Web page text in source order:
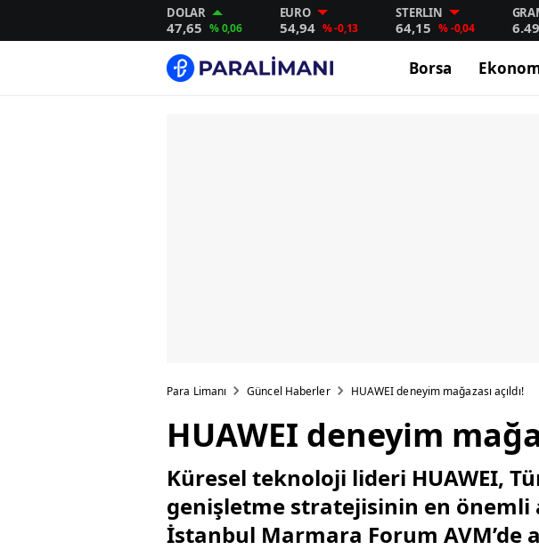
DOLAR
47,65 % 0,06
EURO
54,94 % -0,13
STERLIN
64,15 % -0,04
Borsa
Para Limanı Güncel Haberler HUAWEI deneyim mağazası açıldı!
HUAWEI deneyim
Küresel teknoloji lideri HUAWEI,
genişletme stratejisinin en önemli
İstanbul Marmara Forum AVM’de